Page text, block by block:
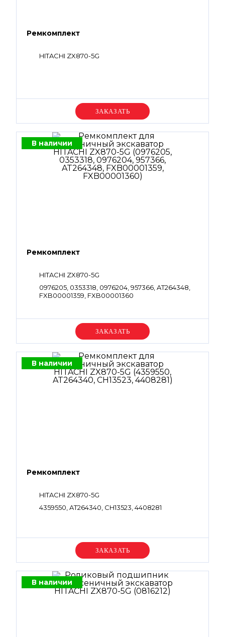
Ремкомплект
HITACHI ZX870-5G
Уточняйте цену
В наличии
Ремкомплект
HITACHI ZX870-5G
0976205, 0353318, 0976204, 957366, AT264348,
FXB00001359, FXB00001360
Уточняйте цену
В наличии
Ремкомплект
HITACHI ZX870-5G
4359550, AT264340, CH13523, 4408281
Уточняйте цену
В наличии